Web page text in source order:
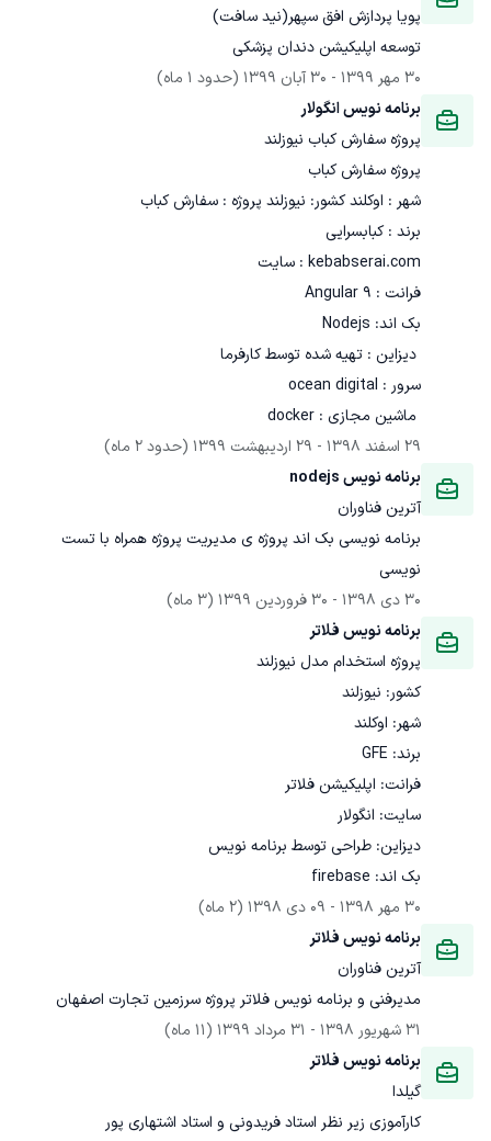
پویا پردازش افق سپهر(نید سافت)
توسعه اپلیکیشن دندان پزشکی
30 مهر 1399
- 30 آبان 1399
(حدود 1 ماه)
برنامه نویس انگولار
پروژه سفارش کباب نیوزلند
29 اسفند 1398
- 29 اردیبهشت 1399
(حدود 2 ماه)
برنامه نویس nodejs
آترین فناوران
برنامه نویسی بک اند پروژه ی مدیریت پروژه همراه با تست
نویسی
30 دی 1398
- 30 فروردین 1399
(3 ماه)
برنامه نویس فلاتر
پروژه استخدام مدل نیوزلند
بک اند: firebase
30 مهر 1398
- 09 دی 1398
(2 ماه)
برنامه نویس فلاتر
آترین فناوران
مدیرفنی و برنامه نویس فلاتر پروژه سرزمین تجارت اصفهان
31 شهریور 1398
- 31 مرداد 1399
(11 ماه)
برنامه نویس فلاتر
گیلدا